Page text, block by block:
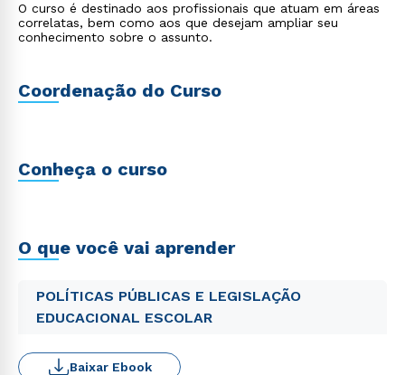
O curso é destinado aos profissionais que atuam em áreas
correlatas, bem como aos que desejam ampliar seu
conhecimento sobre o assunto.
Coordenação do Curso
Conheça o curso
O que você vai aprender
POLÍTICAS PÚBLICAS E LEGISLAÇÃO
EDUCACIONAL ESCOLAR
Baixar Ebook